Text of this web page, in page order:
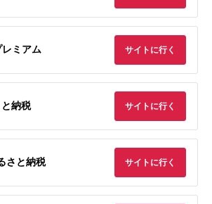
ミアム サイトに行く
納税 サイトに行く
さと納税 サイトに行く